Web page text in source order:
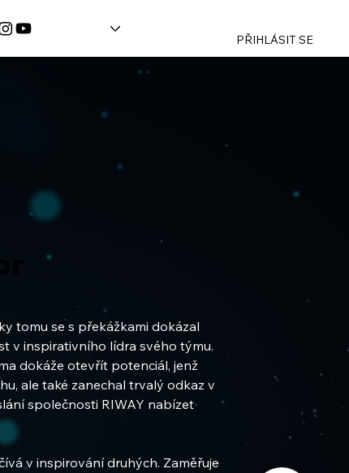
PŘIHLÁSIT SE
tomu se s překážkami dokázal
v inspirativního lídra svého týmu.
dokáže otevřít potenciál, jenž
ale také zanechal trvalý odkaz v
společnosti RIWAY nabízet
v inspirování druhých. Zaměřuje